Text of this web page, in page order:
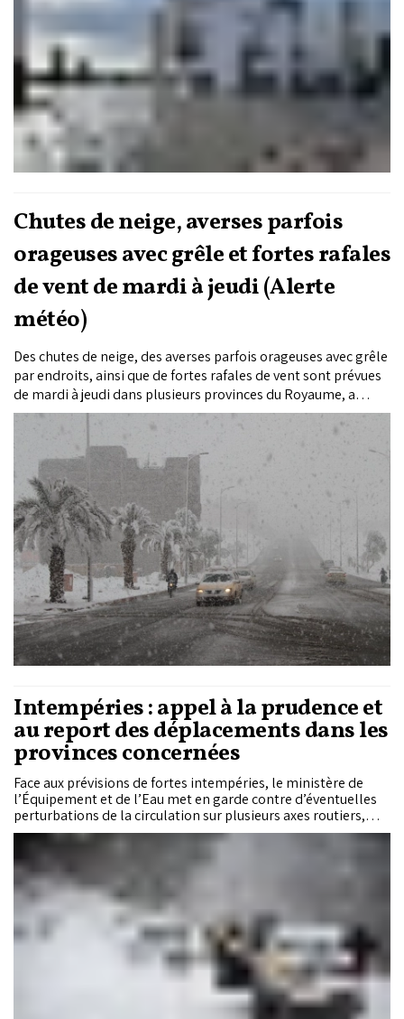
Chutes de neige, averses parfois
orageuses avec grêle et fortes rafales
de vent de mardi à jeudi (Alerte
météo)
Des chutes de neige, des averses parfois orageuses avec grêle
par endroits, ainsi que de fortes rafales de vent sont prévues
de mardi à jeudi dans plusieurs provinces du Royaume, a
annoncé la Direction générale de la météorologie (DGM).
Intempéries : appel à la prudence et
au report des déplacements dans les
provinces concernées
Face aux prévisions de fortes intempéries, le ministère de
l’Équipement et de l’Eau met en garde contre d’éventuelles
perturbations de la circulation sur plusieurs axes routiers,
notamment dans les régions montagneuses concernées par
d’importantes chutes de neige. Le ministère exhorte, dans ce
sens, les usagers de la router de reporter leurs voyages à
travers les provinces ciblées.